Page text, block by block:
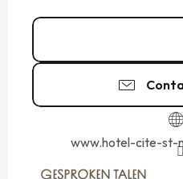
www.hotel-cite-st-
GESPROKEN TALEN
GESPROKEN TALEN